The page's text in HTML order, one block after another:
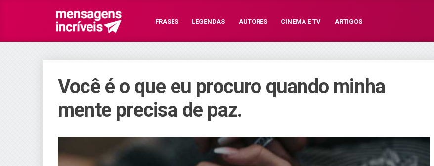
FRASES LEGENDAS AUTORES CINEMA E TV ARTIGOS
Você é o que eu procuro quando minha
mente precisa de paz.